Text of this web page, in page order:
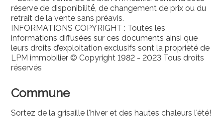
réserve de disponibilité́, de changement de prix ou du
retrait de la vente sans préavis.
INFORMATIONS COPYRIGHT : Toutes les
informations diffusées sur ces documents ainsi que
leurs droits d’exploitation exclusifs sont la propriété de
LPM immobilier © Copyright 1982 - 2023 Tous droits
réservés
Commune
Sortez de la grisaille l'hiver et des hautes chaleurs l'été!